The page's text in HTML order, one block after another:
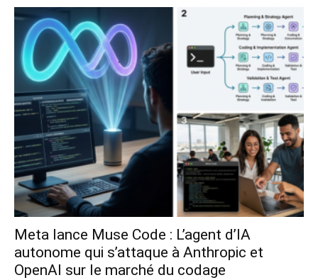
Meta lance Muse Code : L’agent d’IA
autonome qui s’attaque à Anthropic et
OpenAI sur le marché du codage